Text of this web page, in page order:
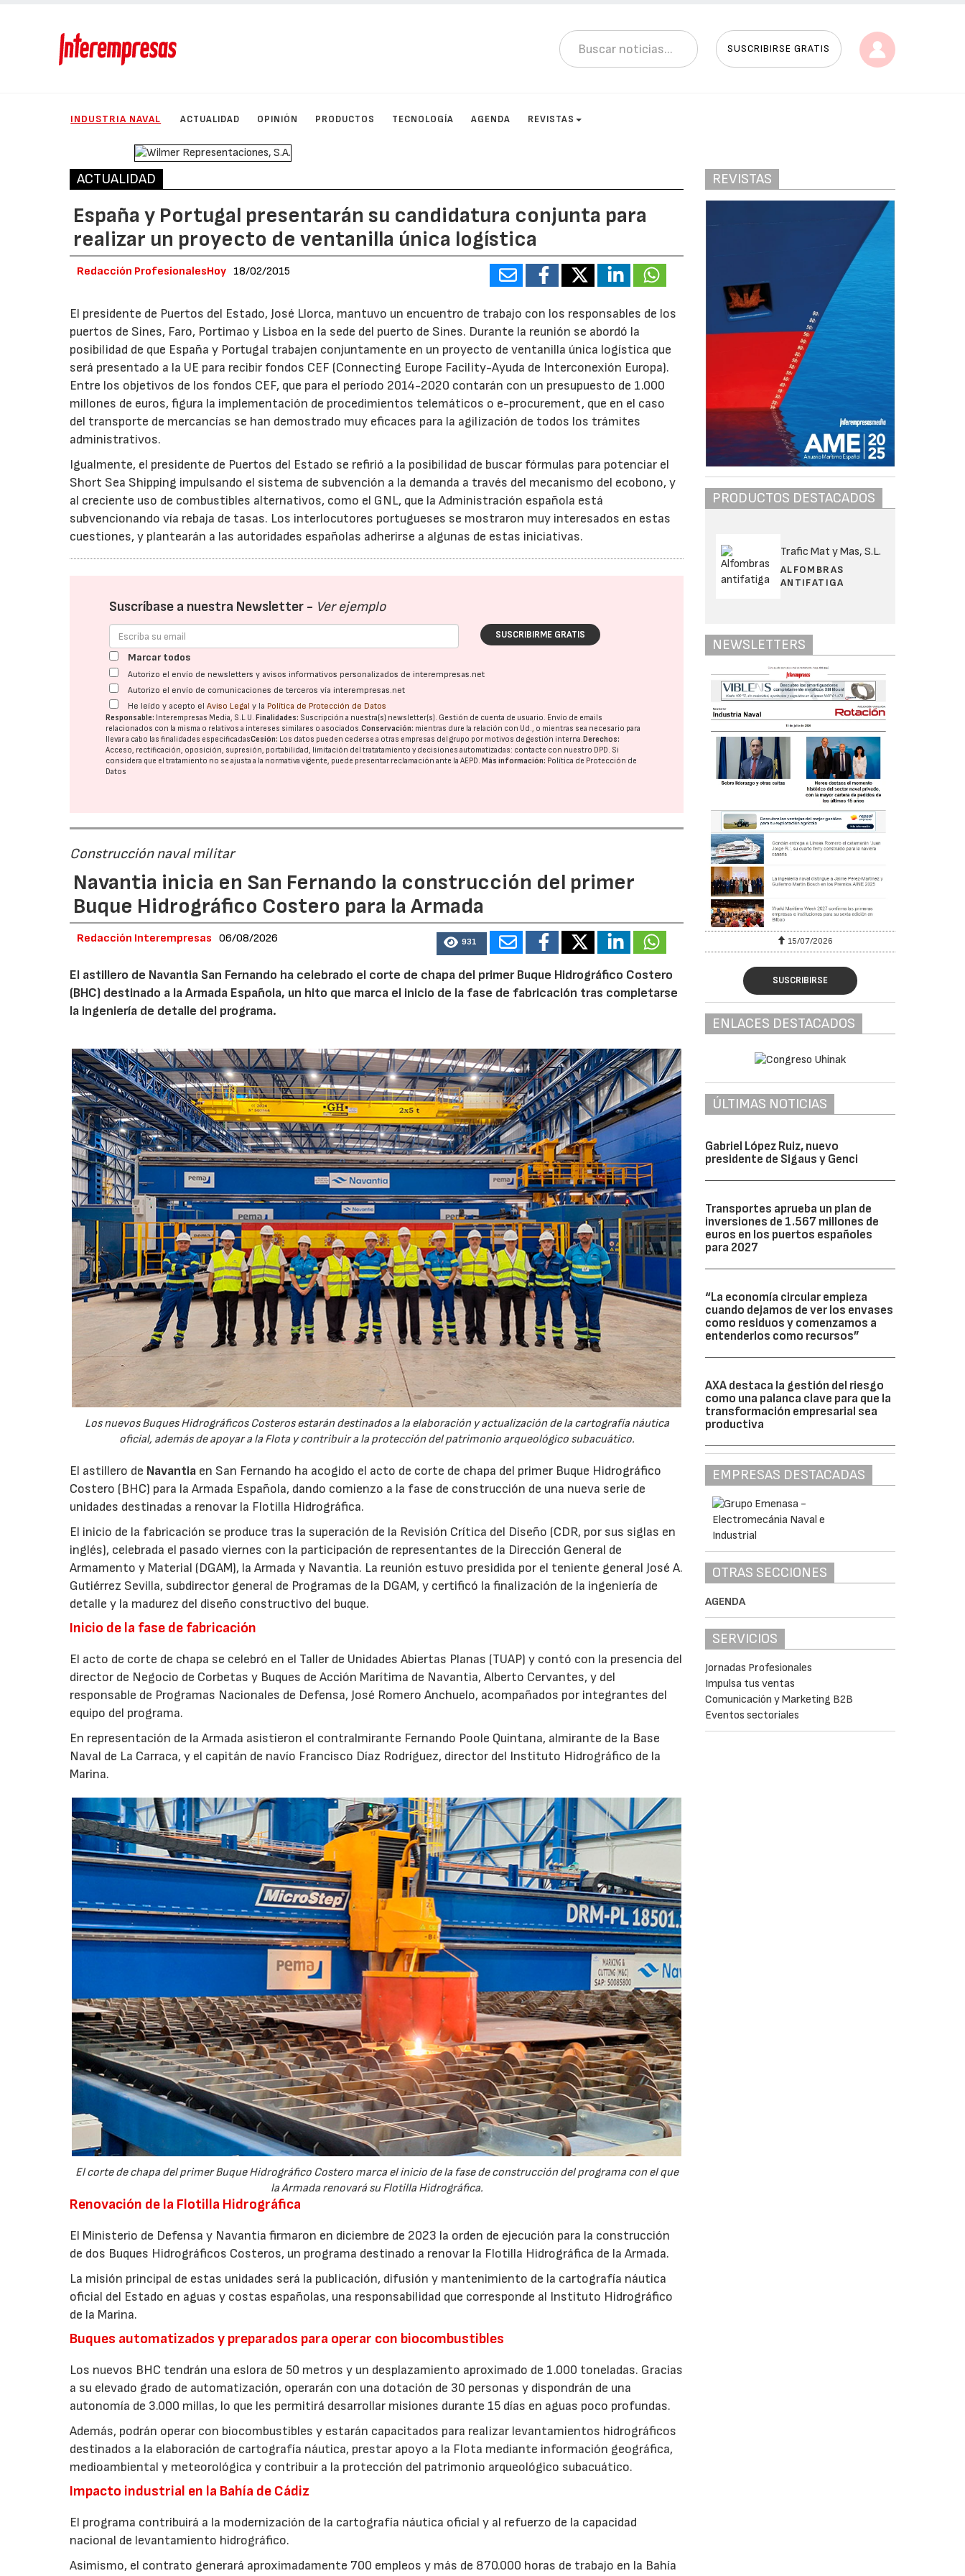
SUSCRIBIRSE GRATIS
INDUSTRIA NAVAL ACTUALIDAD OPINIÓN PRODUCTOS TECNOLOGÍA AGENDA REVISTAS
ACTUALIDAD
España y Portugal presentarán su candidatura conjunta para
realizar un proyecto de ventanilla única logística
Redacción ProfesionalesHoy 18/02/2015
El presidente de Puertos del Estado, José Llorca, mantuvo un encuentro de trabajo con los responsables de los
puertos de Sines, Faro, Portimao y Lisboa en la sede del puerto de Sines. Durante la reunión se abordó la
posibilidad de que España y Portugal trabajen conjuntamente en un proyecto de ventanilla única logística que
será presentado a la UE para recibir fondos CEF (Connecting Europe Facility-Ayuda de Interconexión Europa).
Entre los objetivos de los fondos CEF, que para el período 2014-2020 contarán con un presupuesto de 1.000
millones de euros, figura la implementación de procedimientos telemáticos o e-procurement, que en el caso
del transporte de mercancías se han demostrado muy eficaces para la agilización de todos los trámites
administrativos.
Igualmente, el presidente de Puertos del Estado se refirió a la posibilidad de buscar fórmulas para potenciar el
Short Sea Shipping impulsando el sistema de subvención a la demanda a través del mecanismo del ecobono, y
al creciente uso de combustibles alternativos, como el GNL, que la Administración española está
subvencionando vía rebaja de tasas. Los interlocutores portugueses se mostraron muy interesados en estas
cuestiones, y plantearán a las autoridades españolas adherirse a algunas de estas iniciativas.
Suscríbase a nuestra Newsletter - Ver ejemplo
SUSCRIBIRME GRATIS
Marcar todos
Autorizo el envío de newsletters y avisos informativos personalizados de interempresas.net
Autorizo el envío de comunicaciones de terceros vía interempresas.net
He leído y acepto elAviso Legal y la Política de Protección de Datos
Responsable: Interempresas Media, S.L.U. Finalidades: Suscripción a nuestra(s) newsletter(s). Gestión de cuenta de usuario. Envío de emails
relacionados con la misma o relativos a intereses similares o asociados.Conservación: mientras dure la relación con Ud., o mientras sea necesario para
llevar a cabo las finalidades especificadasCesión: Los datos pueden cederse a otras empresas del grupo por motivos de gestión interna. Derechos:
Acceso, rectificación, oposición, supresión, portabilidad, limitación del tratatamiento y decisiones automatizadas: contacte con nuestro DPD. Si
considera que el tratamiento no se ajusta a la normativa vigente, puede presentar reclamación ante laAEPD. Más información: Política de Protección de
Datos
Construcción naval militar
Navantia inicia en San Fernando la construcción del primer
Buque Hidrográfico Costero para la Armada
Redacción Interempresas 06/08/2026 931
El astillero de Navantia San Fernando ha celebrado el corte de chapa del primer Buque Hidrográfico Costero
(BHC) destinado a la Armada Española, un hito que marca el inicio de la fase de fabricación tras completarse
la ingeniería de detalle del programa.
Los nuevos Buques Hidrográficos Costeros estarán destinados a la elaboración y actualización de la cartografía náutica
oficial, además de apoyar a la Flota y contribuir a la protección del patrimonio arqueológico subacuático.
El astillero de Navantia en San Fernando ha acogido el acto de corte de chapa del primer Buque Hidrográfico
Costero (BHC) para la Armada Española, dando comienzo a la fase de construcción de una nueva serie de
unidades destinadas a renovar la Flotilla Hidrográfica.
El inicio de la fabricación se produce tras la superación de la Revisión Crítica del Diseño (CDR, por sus siglas en
inglés), celebrada el pasado viernes con la participación de representantes de la Dirección General de
Armamento y Material (DGAM), la Armada y Navantia. La reunión estuvo presidida por el teniente general José A.
Gutiérrez Sevilla, subdirector general de Programas de la DGAM, y certificó la finalización de la ingeniería de
detalle y la madurez del diseño constructivo del buque.
Inicio de la fase de fabricación
El acto de corte de chapa se celebró en el Taller de Unidades Abiertas Planas (TUAP) y contó con la presencia del
director de Negocio de Corbetas y Buques de Acción Marítima de Navantia, Alberto Cervantes, y del
responsable de Programas Nacionales de Defensa, José Romero Anchuelo, acompañados por integrantes del
equipo del programa.
En representación de la Armada asistieron el contralmirante Fernando Poole Quintana, almirante de la Base
Naval de La Carraca, y el capitán de navío Francisco Díaz Rodríguez, director del Instituto Hidrográfico de la
Marina.
El corte de chapa del primer Buque Hidrográfico Costero marca el inicio de la fase de construcción del programa con el que
la Armada renovará su Flotilla Hidrográfica.
Renovación de la Flotilla Hidrográfica
El Ministerio de Defensa y Navantia firmaron en diciembre de 2023 la orden de ejecución para la construcción
de dos Buques Hidrográficos Costeros, un programa destinado a renovar la Flotilla Hidrográfica de la Armada.
La misión principal de estas unidades será la publicación, difusión y mantenimiento de la cartografía náutica
oficial del Estado en aguas y costas españolas, una responsabilidad que corresponde al Instituto Hidrográfico
de la Marina.
Buques automatizados y preparados para operar con biocombustibles
Los nuevos BHC tendrán una eslora de 50 metros y un desplazamiento aproximado de 1.000 toneladas. Gracias
a su elevado grado de automatización, operarán con una dotación de 30 personas y dispondrán de una
autonomía de 3.000 millas, lo que les permitirá desarrollar misiones durante 15 días en aguas poco profundas.
Además, podrán operar con biocombustibles y estarán capacitados para realizar levantamientos hidrográficos
destinados a la elaboración de cartografía náutica, prestar apoyo a la Flota mediante información geográfica,
medioambiental y meteorológica y contribuir a la protección del patrimonio arqueológico subacuático.
Impacto industrial en la Bahía de Cádiz
El programa contribuirá a la modernización de la cartografía náutica oficial y al refuerzo de la capacidad
nacional de levantamiento hidrográfico.
Asimismo, el contrato generará aproximadamente 700 empleos y más de 870.000 horas de trabajo en la Bahía
REVISTAS
PRODUCTOS DESTACADOS
Trafic Mat y Mas, S.L.
ALFOMBRAS
ANTIFATIGA
NEWSLETTERS
15/07/2026 29/07/2026 15/07/2026
SUSCRIBIRSE
ENLACES DESTACADOS
ÚLTIMAS NOTICIAS
Gabriel López Ruiz, nuevo
presidente de Sigaus y Genci
Transportes aprueba un plan de
inversiones de 1.567 millones de
euros en los puertos españoles
para 2027
“La economía circular empieza
cuando dejamos de ver los envases
como residuos y comenzamos a
entenderlos como recursos”
AXA destaca la gestión del riesgo
como una palanca clave para que la
transformación empresarial sea
productiva
EMPRESAS DESTACADAS
OTRAS SECCIONES
AGENDA
SERVICIOS
Jornadas Profesionales
Impulsa tus ventas
Comunicación y Marketing B2B
Eventos sectoriales